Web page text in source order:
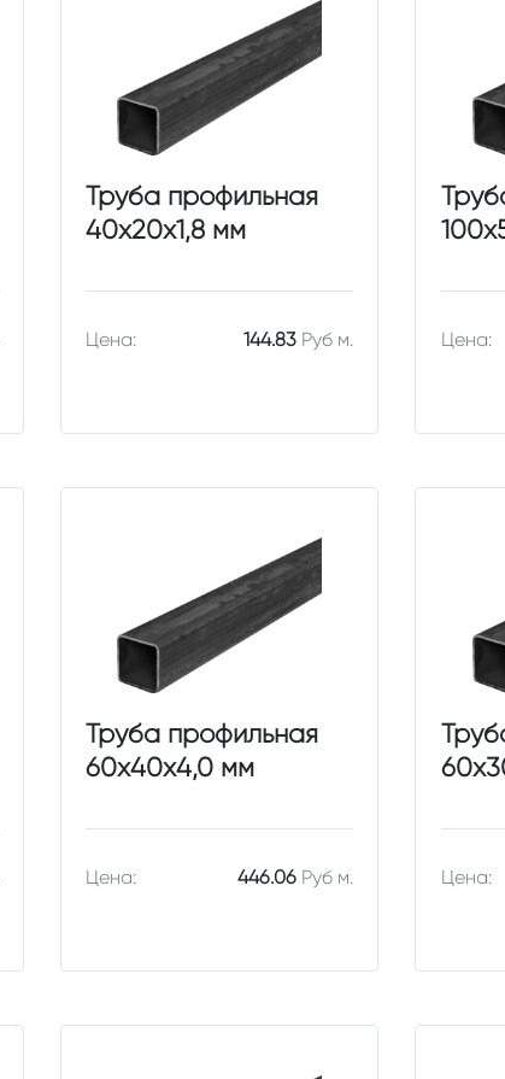
Труба профильная
40х20х1,8 мм
Цена: 144.83 Руб м. Цена:
Труба профильная
60х40х4,0 мм
Цена: 446.06 Руб м. Цена: